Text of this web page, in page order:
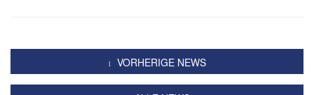
VORHERIGE NEWS